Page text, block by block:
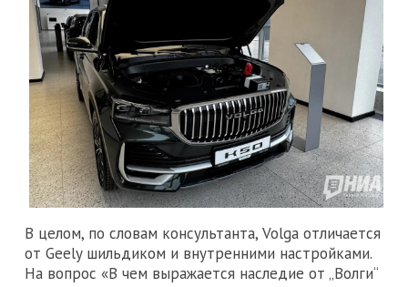
В целом, по словам консультанта, Volga отличается
от Geely шильдиком и внутренними настройками.
На вопрос «В чем выражается наследие от „Волги“